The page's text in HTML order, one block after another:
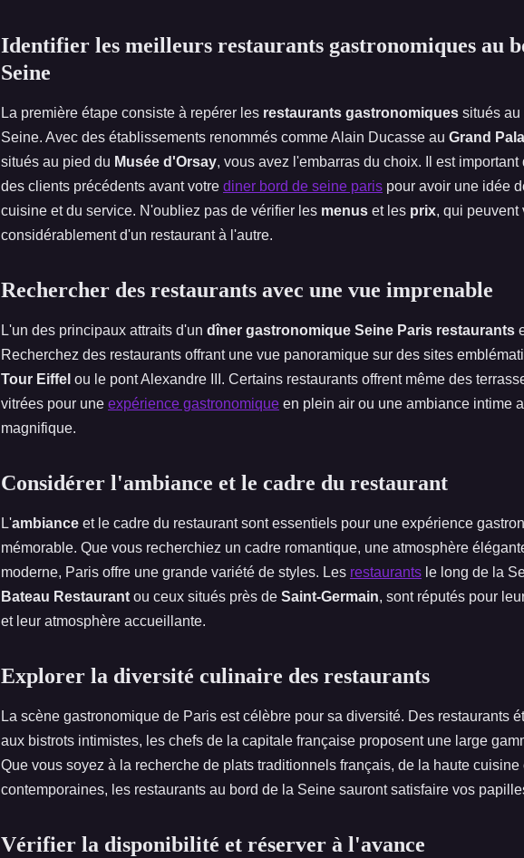
Identifier les meilleurs restaurants gastronomiques au
Seine
La première étape consiste à repérer les restaurants gastronomiques situés au
Seine. Avec des établissements renommés comme Alain Ducasse au Grand
situés au pied du Musée d'Orsay, vous avez l'embarras du choix. Il est important
des clients précédents avant votre diner bord de seine paris pour avoir une idée
cuisine et du service. N'oubliez pas de vérifier les menus et les prix, qui peuvent
considérablement d'un restaurant à l'autre.
Rechercher des restaurants avec une vue imprenable
L'un des principaux attraits d'un dîner gastronomique Seine Paris restaurants
Recherchez des restaurants offrant une vue panoramique sur des sites
Tour Eiffel ou le pont Alexandre III. Certains restaurants offrent même des
vitrées pour une expérience gastronomique en plein air ou une ambiance intime
magnifique.
Considérer l'ambiance et le cadre du restaurant
L'ambiance et le cadre du restaurant sont essentiels pour une expérience
mémorable. Que vous recherchiez un cadre romantique, une atmosphère
moderne, Paris offre une grande variété de styles. Les restaurants le long de la
Bateau Restaurant ou ceux situés près de Saint-Germain, sont réputés pour
et leur atmosphère accueillante.
Explorer la diversité culinaire des restaurants
La scène gastronomique de Paris est célèbre pour sa diversité. Des restaurants
aux bistrots intimistes, les chefs de la capitale française proposent une large
Que vous soyez à la recherche de plats traditionnels français, de la haute cuisine
contemporaines, les restaurants au bord de la Seine sauront satisfaire vos
Vérifier la disponibilité et réserver à l'avance